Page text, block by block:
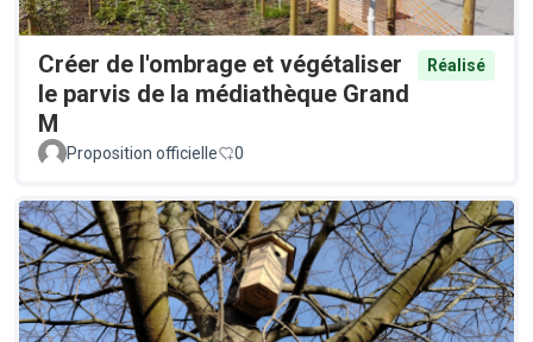
Créer de l'ombrage et végétaliser
le parvis de la médiathèque Grand
M
Réalisé
Proposition officielle 0